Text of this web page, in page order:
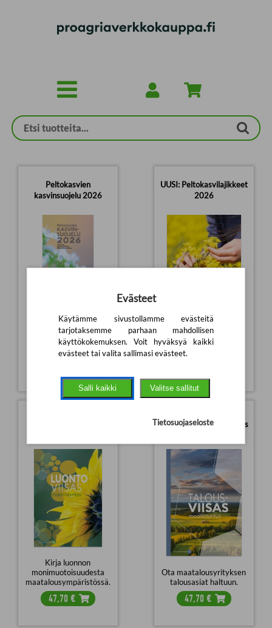
verkkokauppa
Etusivu
Peltokasvien
kasvinsuojelu 2026
Kasvinsuojelun
valmisteet,
käyttösuositukset ja
hehtaarikustannukset.
UUSI: Peltokasvilajikkeet
2026
Valitse oikeat lajikkeet
peltoviljelyyn.
Kirja luonnon
monimuotoisuudesta
maatalousympäristössä.
€
47,70
Talousviisas maatilayritys
Ota maatalousyrityksen
talousasiat haltuun.
€
47,70
Evästeet
Käytämme sivustollamme evästeitä
tarjotaksemme parhaan mahdollisen
käyttökokemuksen. Voit hyväksyä kaikki
evästeet tai valita sallimasi evästeet.
Salli kaikki Valitse sallitut
Tietosuojaseloste